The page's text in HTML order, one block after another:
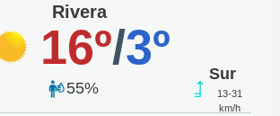
Rivera
16º/3º
55%
Sur
13-31
km/h